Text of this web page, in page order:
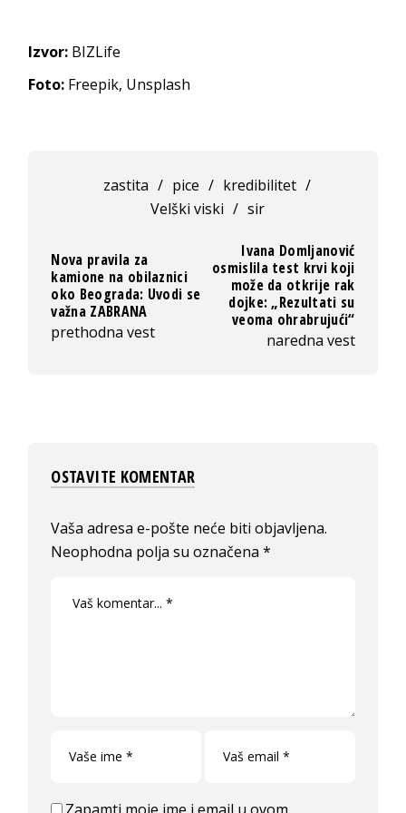
Izvor: BIZLife
Foto: Freepik, Unsplash
zastita / pice / kredibilitet /
Velški viski / sir
Nova pravila za
kamione na obilaznici
oko Beograda: Uvodi se
važna ZABRANA
prethodna vest
Ivana Domljanović
osmislila test krvi koji
može da otkrije rak
dojke: „Rezultati su
veoma ohrabrujući“
naredna vest
OSTAVITE KOMENTAR
Vaša adresa e-pošte neće biti objavljena.
Neophodna polja su označena*